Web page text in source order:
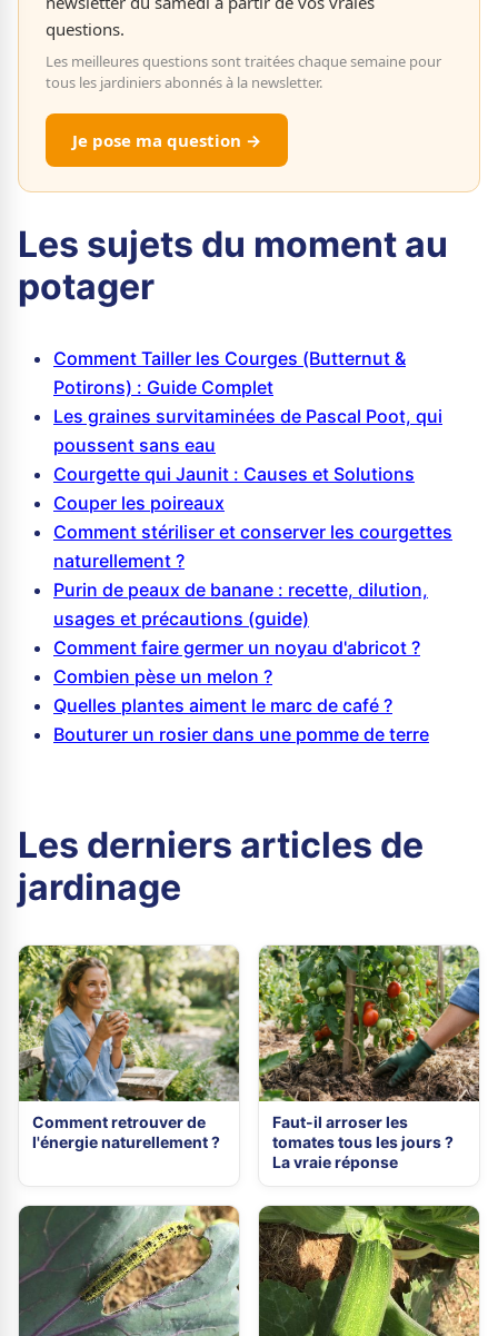
questions.
Les meilleures questions sont traitées chaque semaine pour
tous les jardiniers abonnés à la newsletter.
Je pose ma question →
Les sujets du moment au
potager
Comment Tailler les Courges (Butternut &
Potirons) : Guide Complet
Les graines survitaminées de Pascal Poot, qui
poussent sans eau
Courgette qui Jaunit : Causes et Solutions
Couper les poireaux
Comment stériliser et conserver les courgettes
naturellement ?
Purin de peaux de banane : recette, dilution,
usages et précautions (guide)
Comment faire germer un noyau d'abricot ?
Combien pèse un melon ?
Quelles plantes aiment le marc de café ?
Bouturer un rosier dans une pomme de terre
Les derniers articles de
jardinage
Comment retrouver de
l'énergie naturellement ?
Faut-il arroser les
tomates tous les jours ?
La vraie réponse